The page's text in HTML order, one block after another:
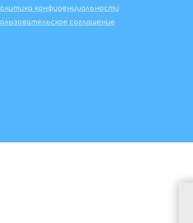
соглашение
конфиденциальности